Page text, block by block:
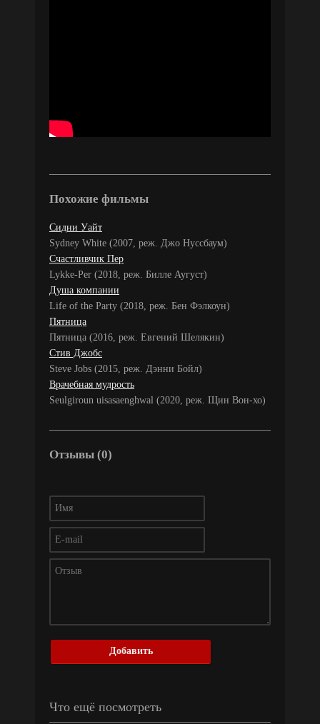
Похожие фильмы
Сидни Уайт
Sydney White (2007, реж. Джо Нуссбаум)
Счастливчик Пер
Lykke-Per (2018, реж. Билле Аугуст)
Душа компании
Life of the Party (2018, реж. Бен Фэлкоун)
Пятница
Пятница (2016, реж. Евгений Шелякин)
Стив Джобс
Steve Jobs (2015, реж. Дэнни Бойл)
Врачебная мудрость
Seulgiroun uisasaenghwal (2020, реж. Щин Вон-хо)
Отзывы (0)
Добавить
Что ещё посмотреть